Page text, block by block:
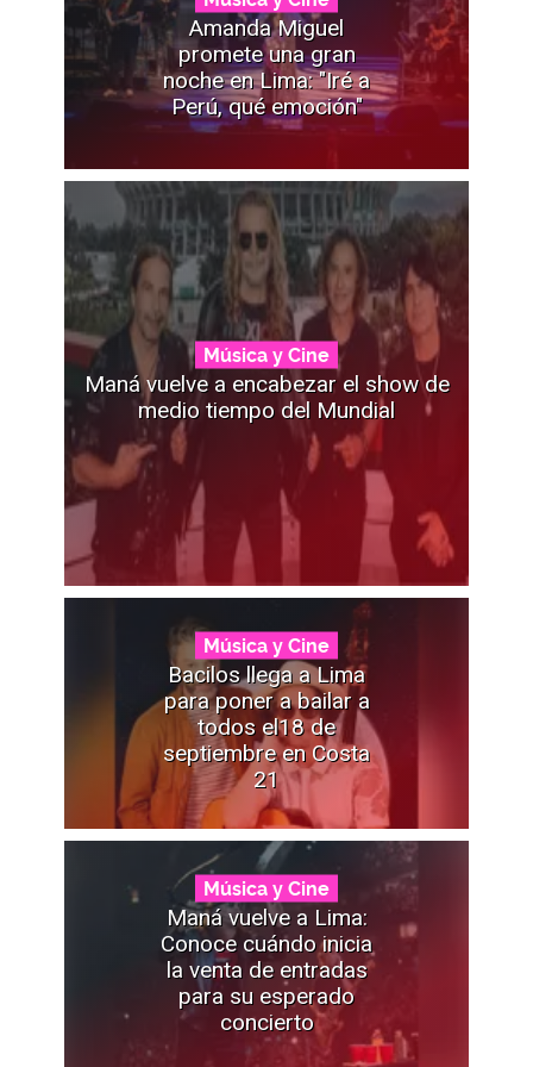
Amanda Miguel
promete una gran
noche en Lima: "Iré a
Perú, qué emoción"
Música y Cine
Maná vuelve a encabezar el show de
medio tiempo del Mundial
Música y Cine
Bacilos llega a Lima
para poner a bailar a
todos el18 de
septiembre en Costa
21
Música y Cine
Maná vuelve a Lima:
Conoce cuándo inicia
la venta de entradas
para su esperado
concierto